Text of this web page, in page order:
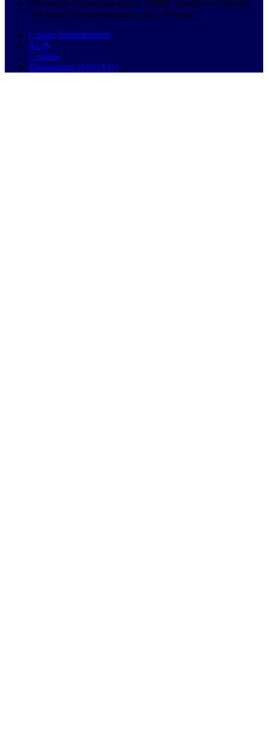
*Nationale Teilnehmer-Rufnr. (VoIP), Anrufkosten hängen
von Ihrem Telefonvertrag ab, max. 49 ct/min.
Cookie Einstellungen
AGB
Cookies
Datenschutz (DSGVO)